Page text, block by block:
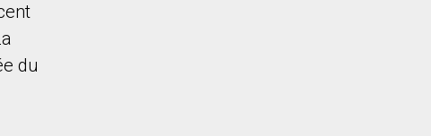
du